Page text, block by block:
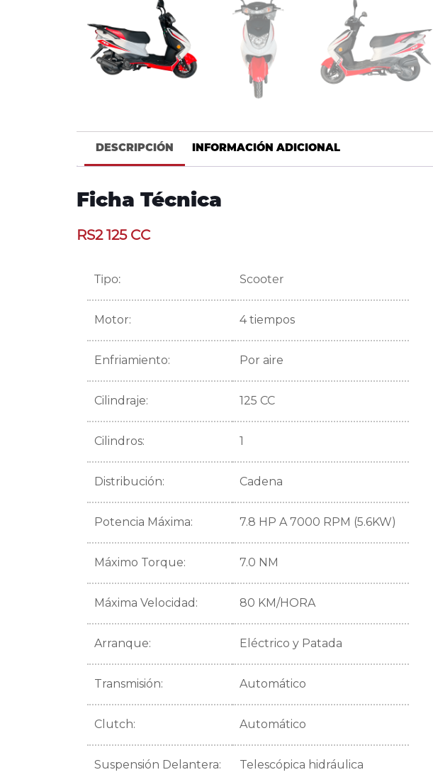
DESCRIPCIÓN INFORMACIÓN ADICIONAL
Ficha Técnica
RS2 125 CC
Tipo: Scooter
Motor: 4 tiempos
Enfriamiento: Por aire
Cilindraje: 125 CC
Cilindros: 1
Distribución: Cadena
Potencia Máxima: 7.8 HP A 7000 RPM (5.6KW)
Máximo Torque: 7.0 NM
Máxima Velocidad: 80 KM/HORA
Arranque: Eléctrico y Patada
Transmisión: Automático
Clutch: Automático
Suspensión Delantera: Telescópica hidráulica